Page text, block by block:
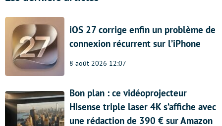
iOS 27 corrige enfin un problème de
connexion récurrent sur l’iPhone
8 août 2026 12:07
Bon plan : ce vidéoprojecteur
Hisense triple laser 4K s’affiche avec
une rédaction de 390 € sur Amazon